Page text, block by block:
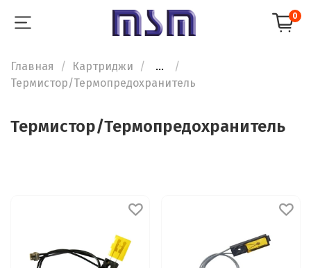
0
Главная Картриджи
...
Термистор/Термопредохранитель
Термистор/Термопредохранитель